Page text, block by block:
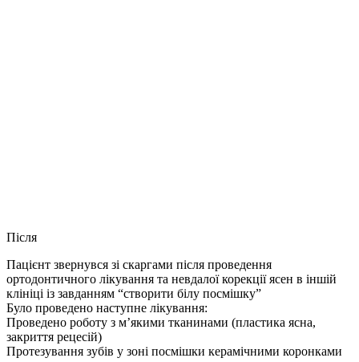
Після
Пацієнт звернувся зі скаргами після проведення
ортодонтичного лікування та невдалої корекції ясен в іншій
клініці із завданням “створити білу посмішку”
Було проведено наступне лікування:
Проведено роботу з м’якими тканинами (пластика ясна,
закриття рецесій)
Протезування зубів у зоні посмішки керамічними коронками